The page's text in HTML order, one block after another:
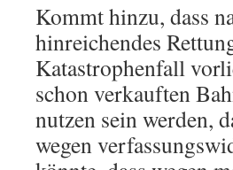
Kommt hinzu, dass
hinreichendes
Katastrophenfall
schon verkauften
nutzen sein werden,
wegen